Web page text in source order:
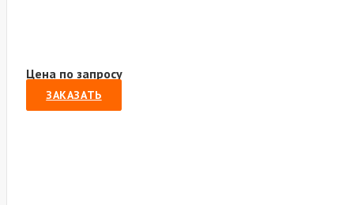
Цена по запросу
ЗАКАЗАТЬ